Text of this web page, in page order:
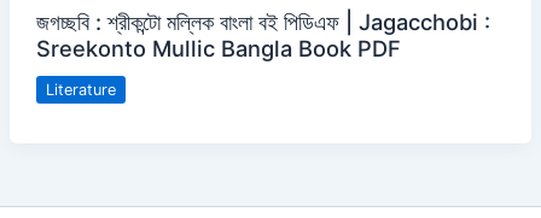
জগচ্ছবি : শ্রীকন্টো মল্লিক বাংলা বই পিডিএফ | Jagacchobi :
Sreekonto Mullic Bangla Book PDF
Literature